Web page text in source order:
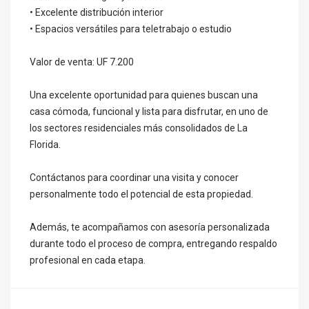
• Excelente distribución interior
• Espacios versátiles para teletrabajo o estudio
Valor de venta: UF 7.200
Una excelente oportunidad para quienes buscan una
casa cómoda, funcional y lista para disfrutar, en uno de
los sectores residenciales más consolidados de La
Florida.
Contáctanos para coordinar una visita y conocer
personalmente todo el potencial de esta propiedad.
Además, te acompañamos con asesoría personalizada
durante todo el proceso de compra, entregando respaldo
profesional en cada etapa.